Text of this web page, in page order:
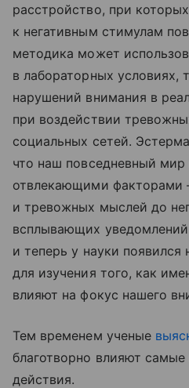
расстройство, при
к негативным стимулам
методика может
в лабораторных условиях,
нарушений внимания в
при воздействии
социальных сетей.
что наш повседневный
отвлекающими факторами
и тревожных мыслей до
всплывающих
и теперь у науки
для изучения того, как
влияют на фокус нашего
Тем временем ученые
благотворно влияют
действия.